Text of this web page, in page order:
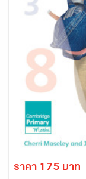
ราคา 175 บาท